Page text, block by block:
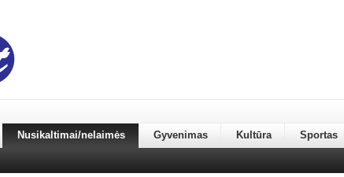
Nusikaltimai/nelaimės Gyvenimas Kultūra Sportas